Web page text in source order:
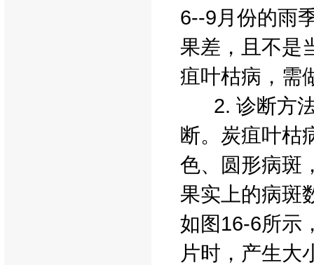
6--9月份的雨
果差，且不是
疽叶枯病，需
2. 诊断方法
断。炭疽叶枯
色、圆形病斑
果实上的病斑
如图16-6所示
片时，产生大